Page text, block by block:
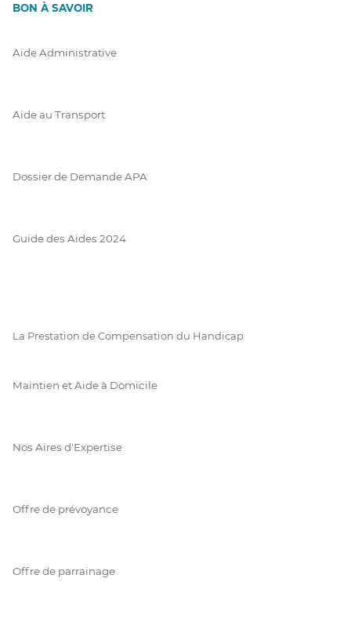
BON À SAVOIR
Aide Administrative
Aide au Transport
Dossier de Demande APA
Guide des Aides 2024
La Prestation de Compensation du Handicap
Maintien et Aide à Domicile
Nos Aires d'Expertise
Offre de prévoyance
Offre de parrainage